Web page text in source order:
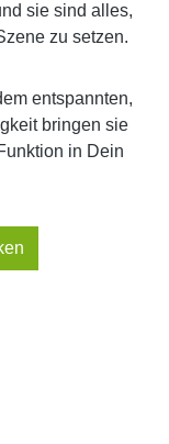
sie sind alles,
zu setzen.
entspannten,
bringen sie
in Dein